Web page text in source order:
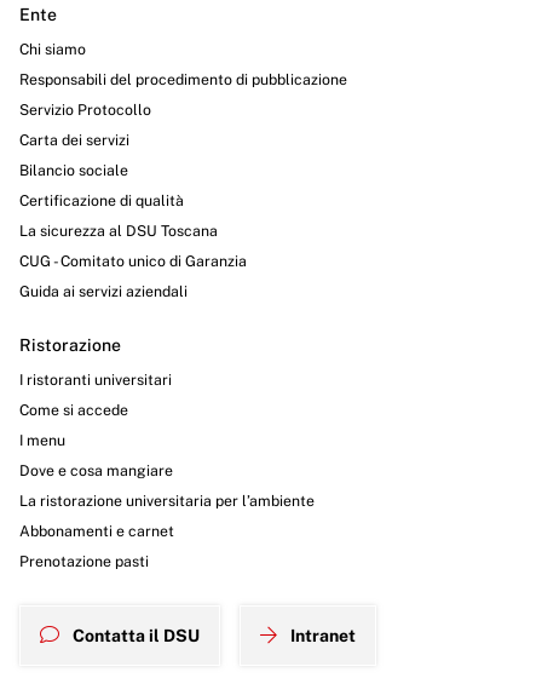
Ente
Chi siamo
Responsabili del procedimento di pubblicazione
Servizio Protocollo
Carta dei servizi
Bilancio sociale
Certificazione di qualità
La sicurezza al DSU Toscana
CUG - Comitato unico di Garanzia
Guida ai servizi aziendali
Ristorazione
I ristoranti universitari
Come si accede
I menu
Dove e cosa mangiare
La ristorazione universitaria per l’ambiente
Abbonamenti e carnet
Prenotazione pasti
Contatta il DSU Intranet